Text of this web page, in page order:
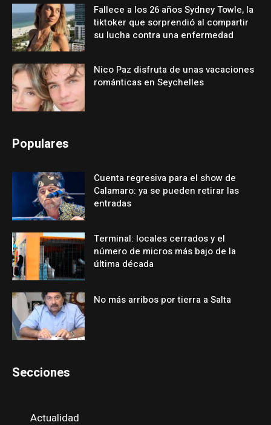
Fallece a los 26 años Sydney Towle, la
tiktoker que sorprendió al compartir
su lucha contra una enfermedad
Nico Paz disfruta de unas vacaciones
románticas en Seychelles
Populares
Cuenta regresiva para el show de
Calamaro: ya se pueden retirar las
entradas
Terminal: locales cerrados y el
número de micros más bajo de la
última década
No más arribos por tierra a Salta
Secciones
Actualidad